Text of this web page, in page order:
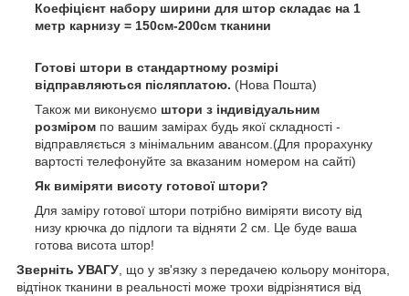
Коефіцієнт набору ширини для штор складає на 1
метр карнизу = 150см-200см тканини
Готові штори в стандартному розмірі
відправляються післяплатою. (Нова Пошта)
Також ми виконуємо штори з індивідуальним
розміром по вашим замірах будь якої складності -
відправляється з мінімальним авансом.(Для прорахунку
вартості телефонуйте за вказаним номером на сайті)
Як виміряти висоту готової штори?
Для заміру готової штори потрібно виміряти висоту від
низу крючка до підлоги та відняти 2 см. Це буде ваша
готова висота штор!
Зверніть УВАГУ , що у зв'язку з передачею кольору монітора,
відтінок тканини в реальності може трохи відрізнятися від